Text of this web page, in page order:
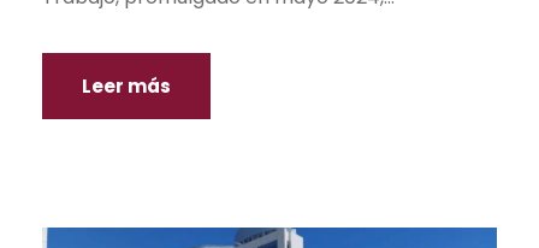
Leer más